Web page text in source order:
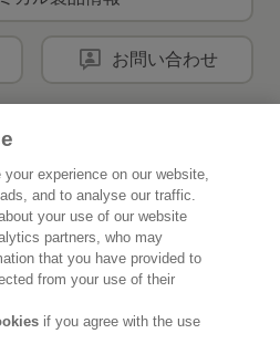
お問い合わせ
アカウント
花王について
イノベーション
experience on our website,
and to analyse our traffic.
your use of our website
partners, who may
that you have provided to
from your use of their
if you agree with the use